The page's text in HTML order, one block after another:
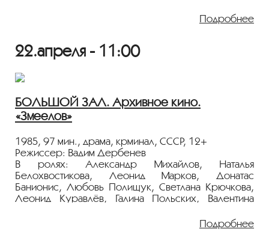
По мотивам одноименного романа Олега Куваева.
их жизни, полной напряжения и риска. Крайний
север. Управлением треста "Северстрой"
принимается решение прикрыть Территорию, где
идут поиски уже ненужного олова. Директор
Чиннов предлагает заняться разведкой
золотоносного месторождения - это сохранит
Территорию. Неизбывная жажда творчества и
пределе возможностей, и его не пугает даже то,
что в случае неудачи он может потерять все…
Показ пройдёт с плёнки 35 мм из коллекции
Госфильмофонда России.
Подробнее
22.апреля - 11:00
БОЛЬШОЙ ЗАЛ. Архивное кино.
«Змеелов»
1985, 97 мин., драма, крминал, СССР, 12+
Режиссер: Вадим Дербенев
В ролях: Александр Михайлов, Наталья
Белохвостикова, Леонид Марков, Донатас
Банионис, Любовь Полищук, Светлана Крючкова,
Леонид Куравлёв, Галина Польских, Валентина
Классическая криминальная драма про
Подробнее